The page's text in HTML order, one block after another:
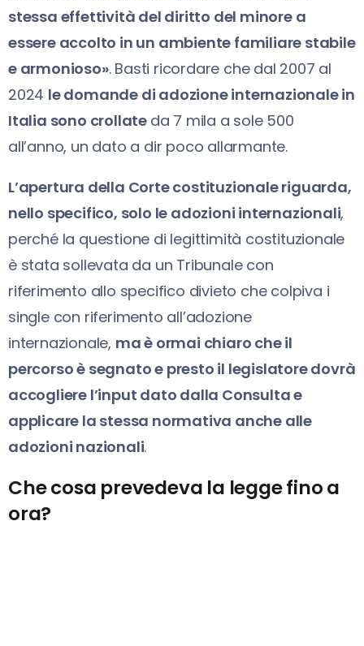
stessa effettività del diritto del minore a
essere accolto in un ambiente familiare stabile
e armonioso». Basti ricordare che dal 2007 al
2024 le domande di adozione internazionale in
Italia sono crollate da 7 mila a sole 500
all’anno, un dato a dir poco allarmante.
L’apertura della Corte costituzionale riguarda,
nello specifico, solo le adozioni internazionali,
perché la questione di legittimità costituzionale
è stata sollevata da un Tribunale con
riferimento allo specifico divieto che colpiva i
single con riferimento all’adozione
internazionale, ma è ormai chiaro che il
percorso è segnato e presto il legislatore dovrà
accogliere l’input dato dalla Consulta e
applicare la stessa normativa anche alle
adozioni nazionali.
Che cosa prevedeva la legge fino a
ora?